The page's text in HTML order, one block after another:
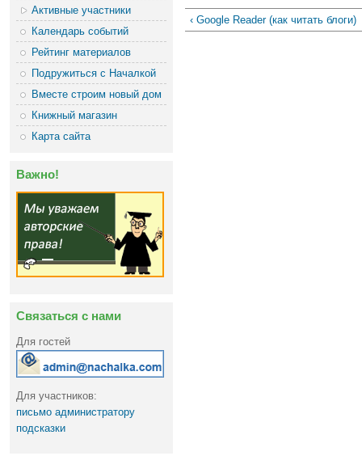
Активные участники
Календарь событий
Рейтинг материалов
Подружиться с Началкой
Вместе строим новый дом
Книжный магазин
Карта сайта
Важно!
Связаться с нами
Для гостей
Для участников:
письмо администратору
подсказки
‹ Google Reader (как читать блоги)